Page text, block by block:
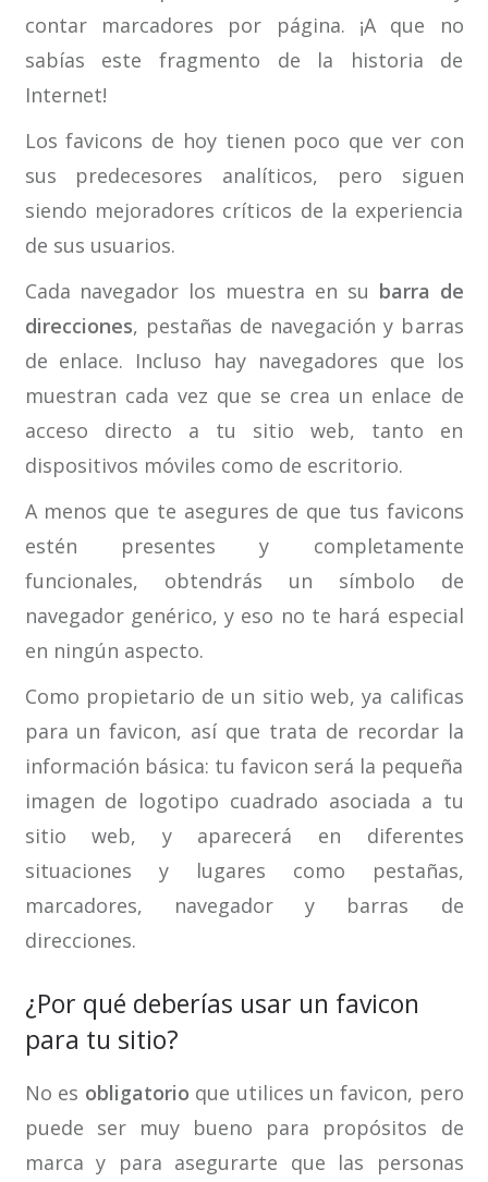
contar marcadores por página. ¡A que no
sabías este fragmento de la historia de
Internet!
Los favicons de hoy tienen poco que ver con
sus predecesores analíticos, pero siguen
siendo mejoradores críticos de la experiencia
de sus usuarios.
Cada navegador los muestra en su barra de
direcciones, pestañas de navegación y barras
de enlace. Incluso hay navegadores que los
muestran cada vez que se crea un enlace de
acceso directo a tu sitio web, tanto en
dispositivos móviles como de escritorio.
A menos que te asegures de que tus favicons
estén presentes y completamente
funcionales, obtendrás un símbolo de
navegador genérico, y eso no te hará especial
en ningún aspecto.
Como propietario de un sitio web, ya calificas
para un favicon, así que trata de recordar la
información básica: tu favicon será la pequeña
imagen de logotipo cuadrado asociada a tu
sitio web, y aparecerá en diferentes
situaciones y lugares como pestañas,
marcadores, navegador y barras de
direcciones.
¿Por qué deberías usar un favicon
para tu sitio?
No es obligatorio que utilices un favicon, pero
puede ser muy bueno para propósitos de
marca y para asegurarte que las personas